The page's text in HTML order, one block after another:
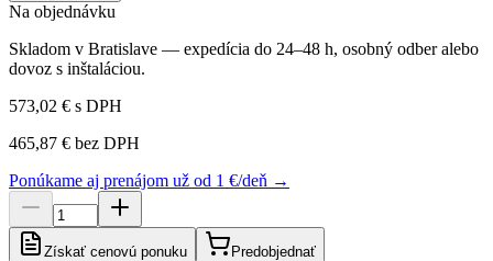
Na objednávku
Skladom v Bratislave — expedícia do 24–48 h, osobný odber alebo
dovoz s inštaláciou.
573,02 € s DPH
465,87 € bez DPH
Ponúkame aj prenájom už od 1 €/deň →
Získať cenovú ponuku Predobjednať